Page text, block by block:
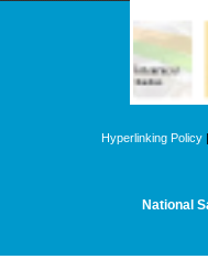
Hyperlinking Policy
National